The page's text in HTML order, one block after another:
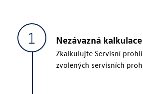
Nezávazná kalkulace
Zkalkulujte Servisní
zvolených servisních